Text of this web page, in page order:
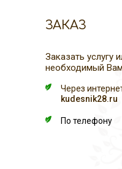
ЗАКАЗ
По телефону
Через
kudesnik28.ru
Заказать услугу
необходимый